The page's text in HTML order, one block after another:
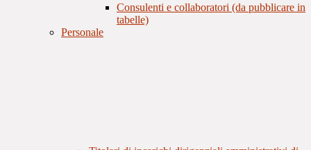
Consulenti e collaboratori (da pubblicare in
tabelle)
Personale